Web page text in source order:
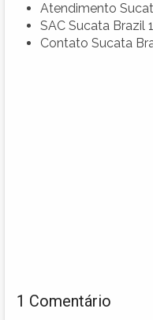
Atendimento
SAC Sucata Brazil
Contato Sucata
1 Comentário